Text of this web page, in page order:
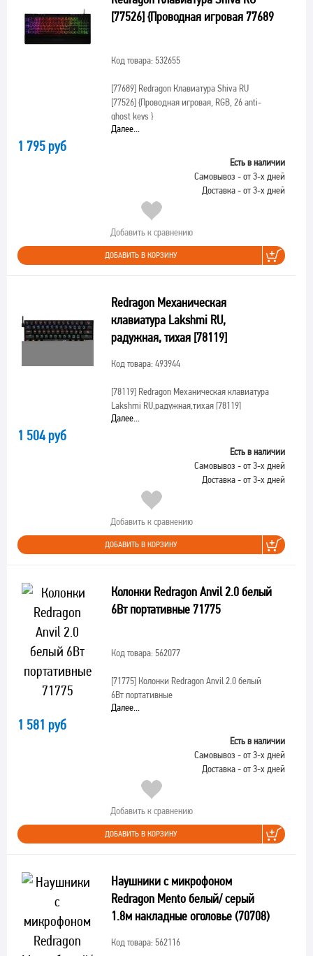
[77526] {Проводная игровая 77689
Код товара: 532655
[77689]Redragon Клавиатура Shiva RU
[77526] {Проводная игровая, RGB, 26 anti-
ghost keys }
Далее...
1 795 руб
Есть в наличии
Самовывоз - от 3-х дней
Доставка - от 3-х дней
Добавить к сравнению
ДОБАВИТЬ В КОРЗИНУ
Redragon Механическая
клавиатура Lakshmi RU,
радужная, тихая [78119]
Код товара: 493944
[78119]Redragon Механическая клавиатура
Lakshmi RU,радужная,тихая [78119]
Далее...
1 504 руб
Есть в наличии
Самовывоз - от 3-х дней
Доставка - от 3-х дней
Добавить к сравнению
ДОБАВИТЬ В КОРЗИНУ
Колонки Redragon Anvil 2.0 белый
6Вт портативные 71775
Код товара: 562077
[71775]Колонки Redragon Anvil 2.0 белый
6Вт портативные
Далее...
1 581 руб
Есть в наличии
Самовывоз - от 3-х дней
Доставка - от 3-х дней
Добавить к сравнению
ДОБАВИТЬ В КОРЗИНУ
Наушники с микрофоном
Redragon Mento белый/ серый
1.8м накладные оголовье (70708)
Код товара: 562116